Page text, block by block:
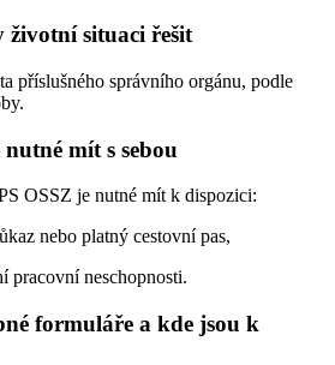
životní situaci řešit
příslušného správního orgánu, podle
mít s sebou
OSSZ je nutné mít k dispozici:
nebo platný cestovní pas,
pracovní neschopnosti.
formuláře a kde jsou k